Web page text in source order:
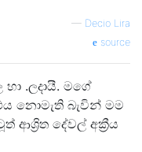
— Decio Lira
source
.ලදායී. මගේ
නොමැති බැවින් මම
ආශ්‍රිත දේවල් අක්‍රීය